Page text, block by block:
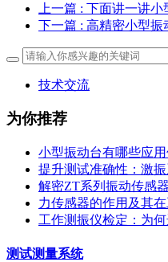
上一篇 : 下面讲一讲小
下一篇 : 高精密小型振
技术交流
为你推荐
小型振动台有哪些应
提升测试准确性：激
解密ZT系列振动传感
力传感器的作用及其
工作测振仪检定：为
测试测量系统